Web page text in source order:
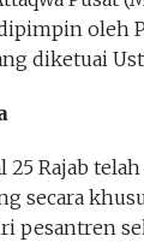
oleh
diketuai
Rajab
secara
pesantren